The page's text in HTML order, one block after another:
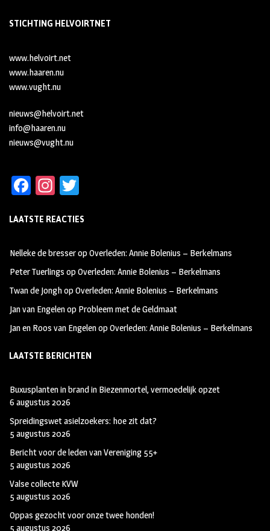
STICHTING HELVOIRTNET
www.helvoirt.net
www.haaren.nu
www.vught.nu
nieuws@helvoirt.net
info@haaren.nu
nieuws@vught.nu
Fa
b
oo
k
In
ag
m
tt
LAATSTE REACTIES
Nelleke de bresseropOverleden: Annie Bolenius – Berkelmans
Peter Tuerlings opOverleden: Annie Bolenius – Berkelmans
Twan de JonghopOverleden: Annie Bolenius – Berkelmans
Jan van Engelenop Probleem met de Geldmaat
Jan en Roos van EngelenopOverleden: Annie Bolenius – Berkelmans
LAATSTE BERICHTEN
Buxusplanten in brand in Biezenmortel, vermoedelijk opzet
6 augustus 2026
Spreidingswet asielzoekers: hoe zit dat?
5 augustus 2026
Bericht voor de leden van Vereniging 55+
5 augustus 2026
Valse collecte KVW
5 augustus 2026
Oppas gezocht voor onze twee honden!
5 augustus 2026